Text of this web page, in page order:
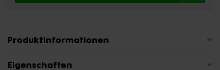
Produktinformationen
Eigenschaften